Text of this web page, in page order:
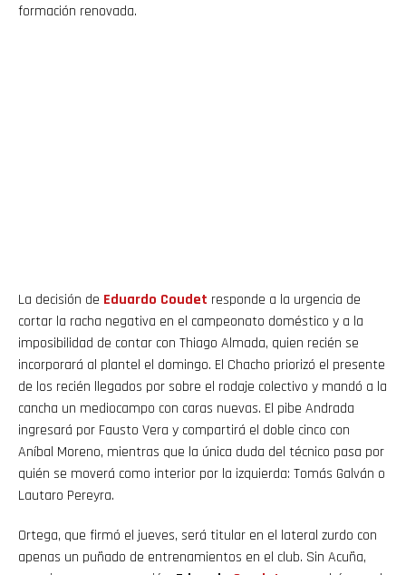
formación renovada.
La decisión de Eduardo Coudet responde a la urgencia de
cortar la racha negativa en el campeonato doméstico y a la
imposibilidad de contar con Thiago Almada, quien recién se
incorporará al plantel el domingo. El Chacho priorizó el presente
de los recién llegados por sobre el rodaje colectivo y mandó a la
cancha un mediocampo con caras nuevas. El pibe Andrada
ingresará por Fausto Vera y compartirá el doble cinco con
Aníbal Moreno, mientras que la única duda del técnico pasa por
quién se moverá como interior por la izquierda: Tomás Galván o
Lautaro Pereyra.
Ortega, que firmó el jueves, será titular en el lateral zurdo con
apenas un puñado de entrenamientos en el club. Sin Acuña,